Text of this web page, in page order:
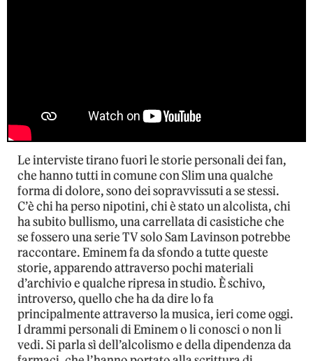
Le interviste tirano fuori le storie personali dei fan,
che hanno tutti in comune con Slim una qualche
forma di dolore, sono dei sopravvissuti a se stessi.
C’è chi ha perso nipotini, chi è stato un alcolista, chi
ha subito bullismo, una carrellata di casistiche che
se fossero una serie TV solo Sam Lavinson potrebbe
raccontare. Eminem fa da sfondo a tutte queste
storie, apparendo attraverso pochi materiali
d’archivio e qualche ripresa in studio. È schivo,
introverso, quello che ha da dire lo fa
principalmente attraverso la musica, ieri come oggi.
I drammi personali di Eminem o li conosci o non li
vedi. Si parla sì dell’alcolismo e della dipendenza da